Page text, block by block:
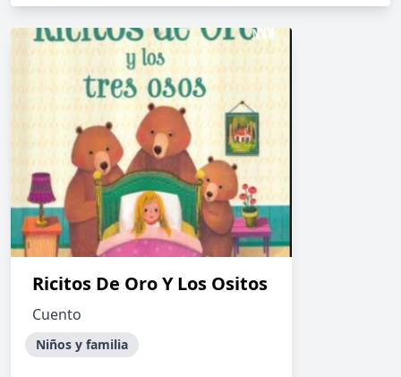
Ricitos De Oro Y Los Ositos
Cuento
Niños y familia